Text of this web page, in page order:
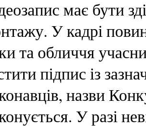
має бути
У кадрі
та обличчя
підпис із
назви
У разі